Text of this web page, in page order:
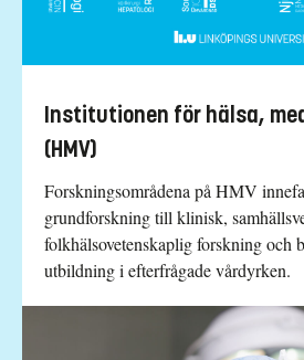
Institutionen för hälsa,
(HMV)
Forskningsområdena på HMV
grundforskning till klinisk,
folkhälsovetenskaplig forskning och
utbildning i efterfrågade vårdyrken.